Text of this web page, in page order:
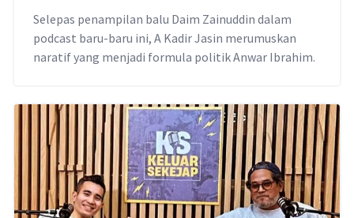
Selepas penampilan balu Daim Zainuddin dalam
podcast baru-baru ini, A Kadir Jasin merumuskan
naratif yang menjadi formula politik Anwar Ibrahim.